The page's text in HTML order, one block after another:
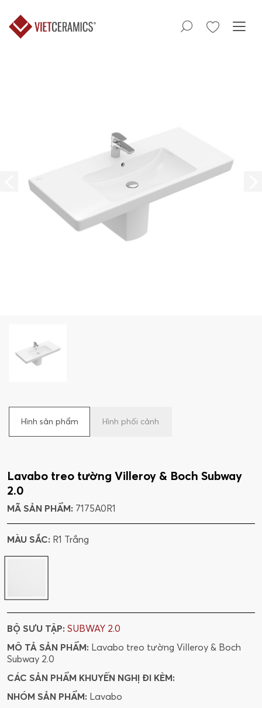
Hình sản phẩm Hình phối cảnh
Lavabo treo tường Villeroy & Boch Subway
2.0
MÃ SẢN PHẨM: 7175A0R1
MÀU SẮC: R1 Trắng
BỘ SƯU TẬP: SUBWAY 2.0
MÔ TẢ SẢN PHẨM: Lavabo treo tường Villeroy & Boch
Subway 2.0
CÁC SẢN PHẨM KHUYẾN NGHỊ ĐI KÈM:
NHÓM SẢN PHẨM: Lavabo